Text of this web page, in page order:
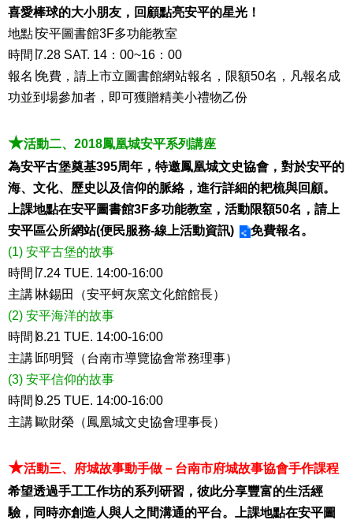
喜愛棒球的大小朋友，回顧點亮安平的星光！
地點∣安平圖書館3F多功能教室
時間∣7.28 SAT. 14：00~16：00
報名∣免費，請上市立圖書館網站報名，限額50名，凡報名成
功並到場參加者，即可獲贈精美小禮物乙份
★活動二、2018鳳凰城安平系列講座
為安平古堡奠基395周年，特邀鳳凰城文史協會，對於安平的
海、文化、歷史以及信仰的脈絡，進行詳細的耙梳與回顧。
上課地點在安平圖書館3F多功能教室，活動限額50名，請上
安平區公所網站(便民服務-線上活動資訊)
免費報名。
(1) 安平古堡的故事
時間∣7.24 TUE. 14:00-16:00
主講∣林錫田（安平蚵灰窯文化館館長）
(2) 安平海洋的故事
時間∣8.21 TUE. 14:00-16:00
主講∣邱明賢（台南市導覽協會常務理事）
(3) 安平信仰的故事
時間∣9.25 TUE. 14:00-16:00
主講∣歐財榮（鳳凰城文史協會理事長）
★活動三、府城故事動手做－台南市府城故事協會手作課程
希望透過手工工作坊的系列研習，彼此分享豐富的生活經
驗，同時亦創造人與人之間溝通的平台。上課地點在安平圖